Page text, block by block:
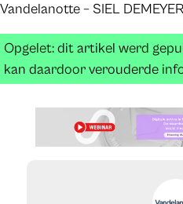
Vandelanotte – SIEL
Opgelet: dit artikel werd
kan daardoor verouderde